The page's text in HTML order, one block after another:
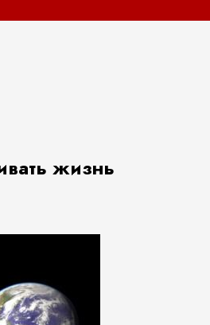
жизнь